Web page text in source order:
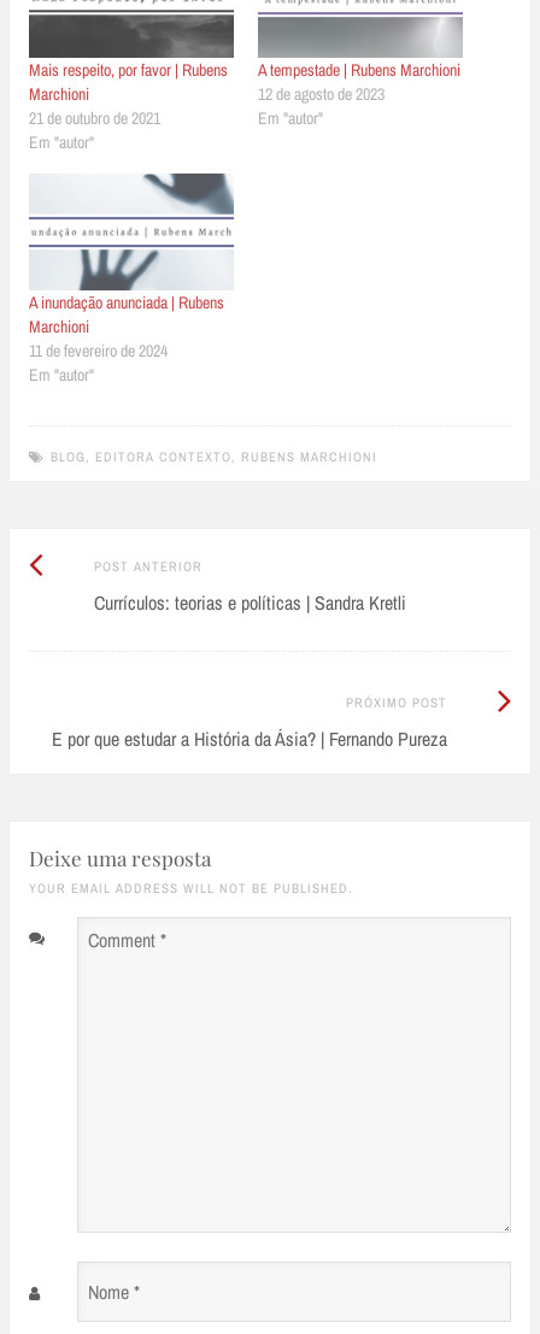
Mais respeito, por favor | Rubens
Marchioni
21 de outubro de 2021
Em "autor"
A tempestade | Rubens Marchioni
12 de agosto de 2023
Em "autor"
A inundação anunciada | Rubens
Marchioni
11 de fevereiro de 2024
Em "autor"
BLOG EDITORA CONTEXTO RUBENS MARCHIONI
Post
navigation
POST ANTERIOR
Anterior:
Currículos: teorias e políticas | Sandra Kretli
PRÓXIMO POST
E por que estudar a História da Ásia? | Fernando Pureza
Próximo
Deixe uma resposta
YOUR EMAIL ADDRESS WILL NOT BE PUBLISHED.
Comment
Nome